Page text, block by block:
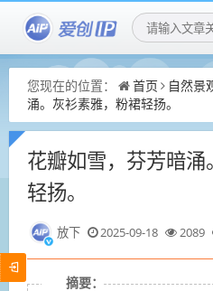
您现在的位置： 首页 自然景
涌。灰衫素雅，粉裙轻扬。
花瓣如雪，芬芳暗
轻扬。
放下 2025-09-18 2089
摘要：